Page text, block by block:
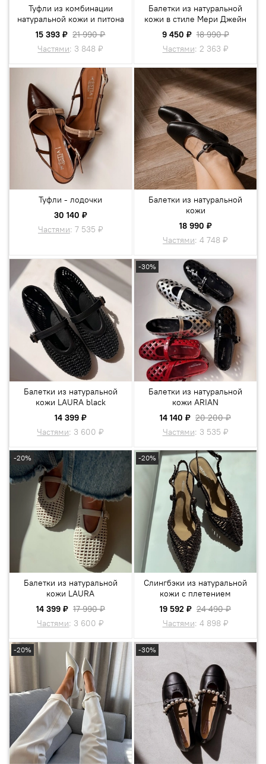
Туфли из комбинации
натуральной кожи и питона
15 393 ₽ 21 990 ₽
Частями: 3 848 ₽
Балетки из натуральной
кожи в стиле Мери Джейн
9 450 ₽ 18 990 ₽
Частями: 2 363 ₽
Туфли - лодочки
30 140 ₽
Частями: 7 535 ₽
Балетки из натуральной
кожи
18 990 ₽
Частями:4 748 ₽
Балетки из натуральной
кожи LAURA black
14 399 ₽
Частями: 3 600 ₽
-30%
Балетки из натуральной
кожи ARIAN
14 140 ₽ 20 200 ₽
Частями: 3 535 ₽
-20%
Балетки из натуральной
кожи LAURA
14 399 ₽ 17 990 ₽
Частями: 3 600 ₽
-20%
Слингбэки из натуральной
кожи с плетением
19 592 ₽ 24 490 ₽
Частями: 4 898 ₽
-20% -30%